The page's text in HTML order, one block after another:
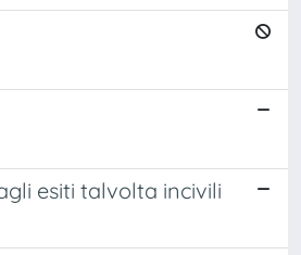
esiti talvolta incivili